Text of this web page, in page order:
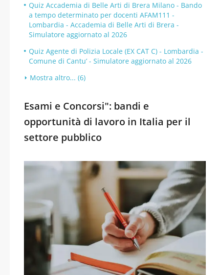
Quiz Accademia di Belle Arti di Brera Milano - Bando
a tempo determinato per docenti AFAM111 -
Lombardia - Accademia di Belle Arti di Brera -
Simulatore aggiornato al 2026
Quiz Agente di Polizia Locale (EX CAT C) - Lombardia -
Comune di Cantu’ - Simulatore aggiornato al 2026
Mostra altro... (6)
Esami e Concorsi": bandi e
opportunità di lavoro in Italia per il
settore pubblico